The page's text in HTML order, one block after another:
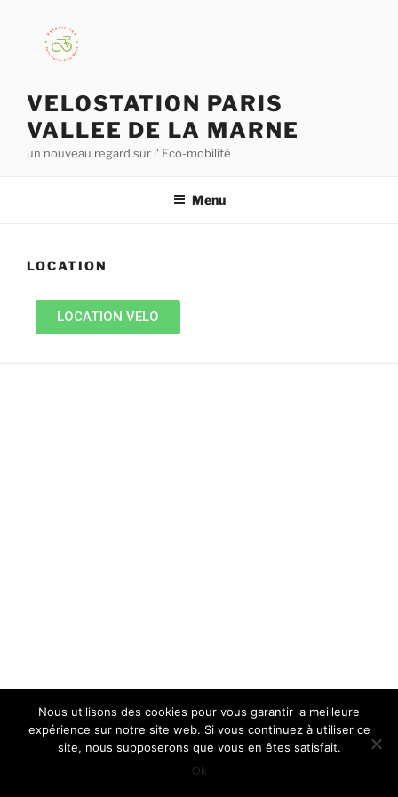
VELOSTATION PARIS
VALLEE DE LA MARNE
un nouveau regard sur l' Eco-mobilité
Menu
LOCATION
LOCATION VELO
Nous utilisons des cookies pour vous garantir la meilleure
expérience sur notre site web. Si vous continuez à utiliser ce
site, nous supposerons que vous en êtes satisfait.
Ok